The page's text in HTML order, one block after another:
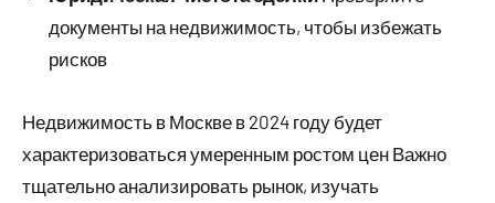
документы на недвижимость, чтобы избежать
рисков
Недвижимость в Москве в 2024 году будет
характеризоваться умеренным ростом цен Важно
тщательно анализировать рынок, изучать